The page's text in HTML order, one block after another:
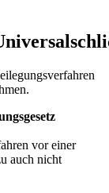
vor einer
auch nicht